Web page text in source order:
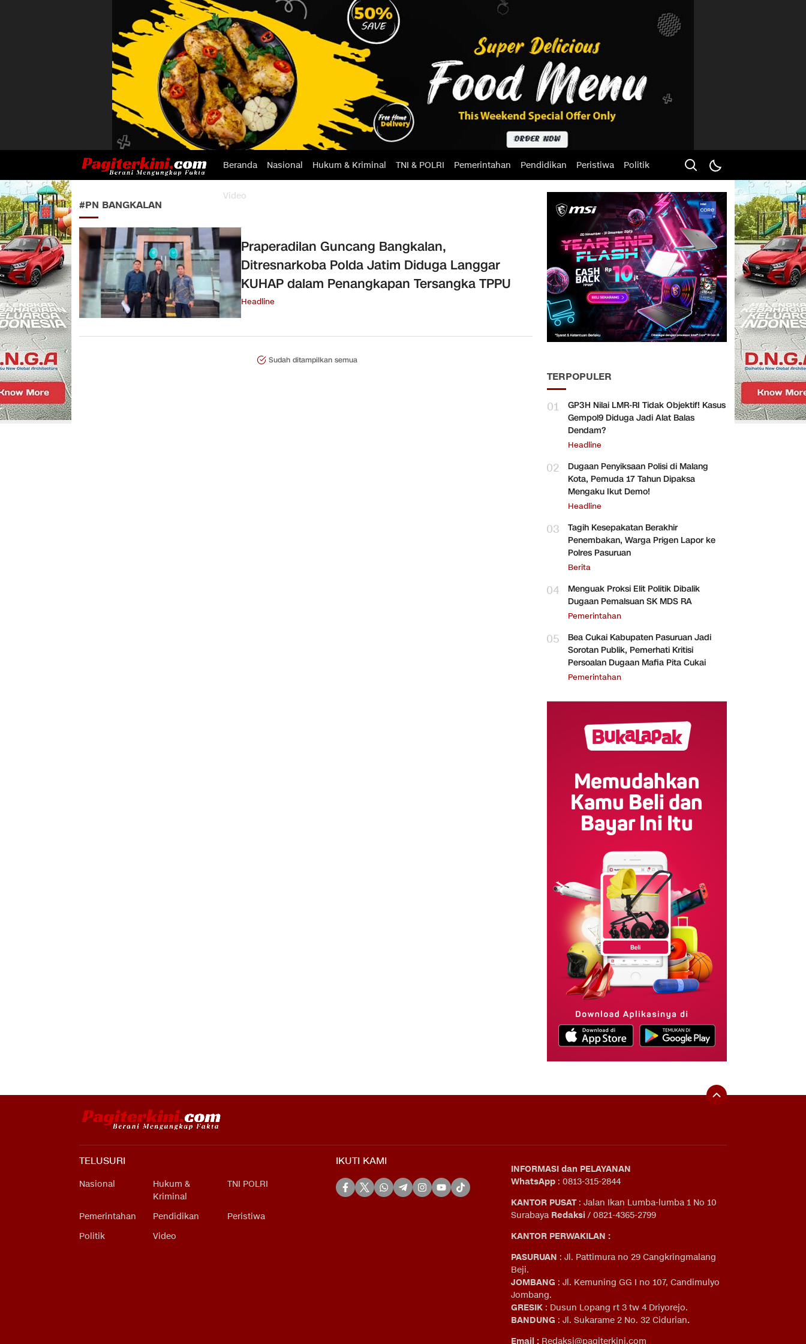
Beranda Nasional Hukum & Kriminal TNI & POLRI Pemerintahan Pendidikan Peristiwa Politik
Video
#PN BANGKALAN
Praperadilan Guncang Bangkalan,
Ditresnarkoba Polda Jatim Diduga Langgar
KUHAP dalam Penangkapan Tersangka TPPU
Headline
Sudah ditampilkan semua
TERPOPULER
01
GP3H Nilai LMR-RI Tidak Objektif! Kasus
Gempol9 Diduga Jadi Alat Balas
Dendam?
Headline
02
Dugaan Penyiksaan Polisi di Malang
Kota, Pemuda 17 Tahun Dipaksa
Mengaku Ikut Demo!
Headline
03
Tagih Kesepakatan Berakhir
Penembakan, Warga Prigen Lapor ke
Polres Pasuruan
Berita
04
Menguak Proksi Elit Politik Dibalik
Dugaan Pemalsuan SK MDS RA
Pemerintahan
05
Bea Cukai Kabupaten Pasuruan Jadi
Sorotan Publik, Pemerhati Kritisi
Persoalan Dugaan Mafia Pita Cukai
Pemerintahan
TELUSURI
Nasional
Hukum &
Kriminal
TNI POLRI
Pemerintahan Pendidikan
Peristiwa
Politik
Video
IKUTI KAMI
INFORMASI dan PELAYANAN
WhatsApp : 0813-315-2844
KANTOR PUSAT: Jalan Ikan Lumba-lumba 1 No 10
Surabaya Redaksi / 0821-4365-2799
KANTOR PERWAKILAN :
PASURUAN : Jl. Pattimura no 29 Cangkringmalang
Beji.
JOMBANG : Jl. Kemuning GG I no 107, Candimulyo
Jombang.
GRESIK : Dusun Lopang rt 3 tw 4 Driyorejo.
BANDUNG : Jl. Sukarame 2 No. 32 Cidurian.
Email : Redaksi@pagiterkini.com